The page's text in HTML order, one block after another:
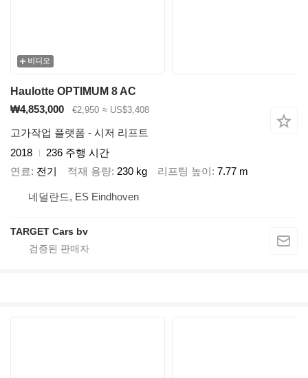
비디오
Haulotte OPTIMUM 8 AC
₩4,853,000
€2,950 ≈ US$3,408
고가작업 플랫폼 - 시저 리프트
2018
236 주행 시간
연료
전기 적재 용량 230 kg 리프팅 높이 7.77 m
네덜란드, ES Eindhoven
TARGET Cars bv